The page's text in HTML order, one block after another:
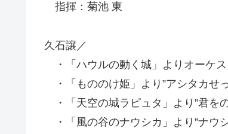
指揮：菊池 東
久石譲／
・「ハウルの動く城」よりオーケ
・「もののけ姫」より”アシタカせ
・「天空の城ラピュタ」より”君を
・「風の谷のナウシカ」より”ナウ